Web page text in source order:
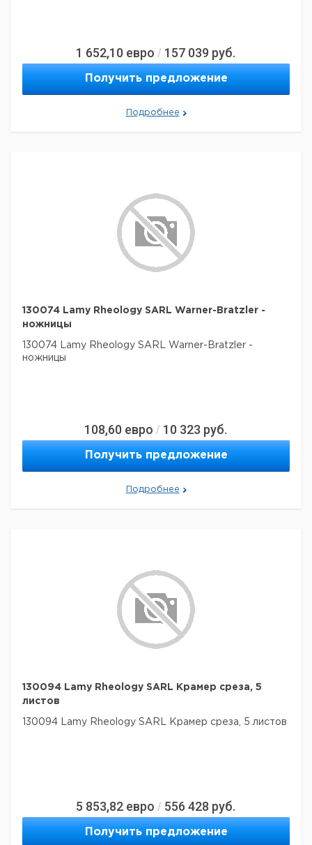
1 652,10 евро / 157 039 руб.
Получить предложение
Подробнее
130074 Lamy Rheology SARL Warner-Bratzler -
ножницы
130074 Lamy Rheology SARL Warner-Bratzler -
ножницы
108,60 евро / 10 323 руб.
Получить предложение
Подробнее
130094 Lamy Rheology SARL Крамер среза, 5
листов
130094 Lamy Rheology SARL Крамер среза, 5 листов
5 853,82 евро / 556 428 руб.
Получить предложение